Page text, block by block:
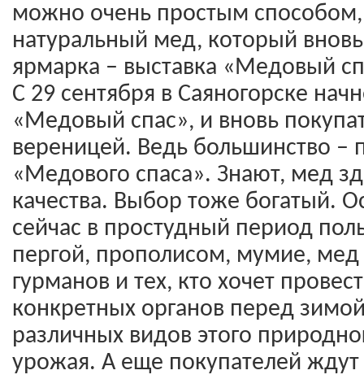
можно очень простым
натуральный мед, который вновь
ярмарка – выставка «Медовый
С 29 сентября в Саяногорске
«Медовый спас», и вновь
вереницей. Ведь большинство –
«Медового спаса». Знают, мед
качества. Выбор тоже богатый.
сейчас в простудный период
пергой, прополисом, мумие, мед
гурманов и тех, кто хочет
конкретных органов перед
различных видов этого
урожая. А еще покупателей